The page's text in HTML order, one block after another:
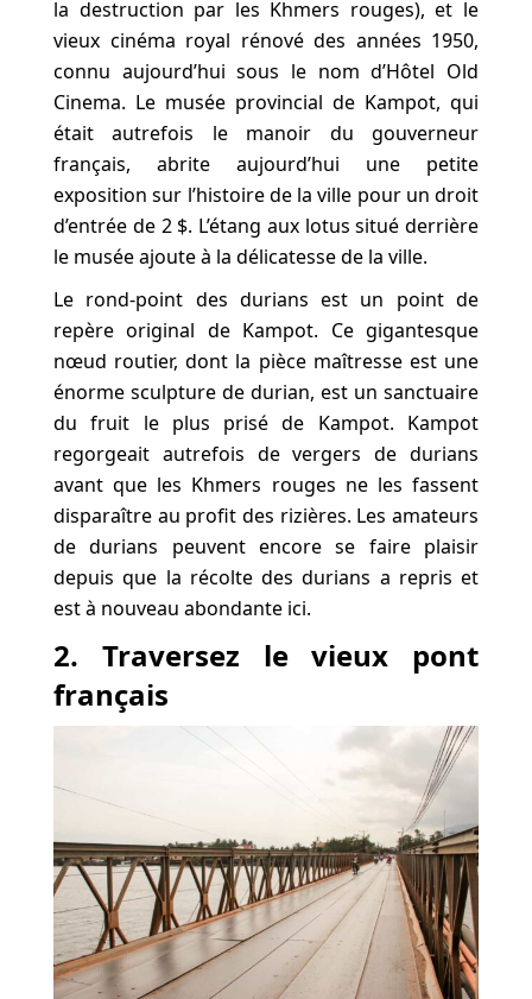
la destruction par les Khmers rouges), et le
vieux cinéma royal rénové des années 1950,
connu aujourd’hui sous le nom d’Hôtel Old
Cinema. Le musée provincial de Kampot, qui
était autrefois le manoir du gouverneur
français, abrite aujourd’hui une petite
exposition sur l’histoire de la ville pour un droit
d’entrée de 2 $. L’étang aux lotus situé derrière
le musée ajoute à la délicatesse de la ville.
Le rond-point des durians est un point de
repère original de Kampot. Ce gigantesque
nœud routier, dont la pièce maîtresse est une
énorme sculpture de durian, est un sanctuaire
du fruit le plus prisé de Kampot. Kampot
regorgeait autrefois de vergers de durians
avant que les Khmers rouges ne les fassent
disparaître au profit des rizières. Les amateurs
de durians peuvent encore se faire plaisir
depuis que la récolte des durians a repris et
est à nouveau abondante ici.
2. Traversez le vieux pont
français